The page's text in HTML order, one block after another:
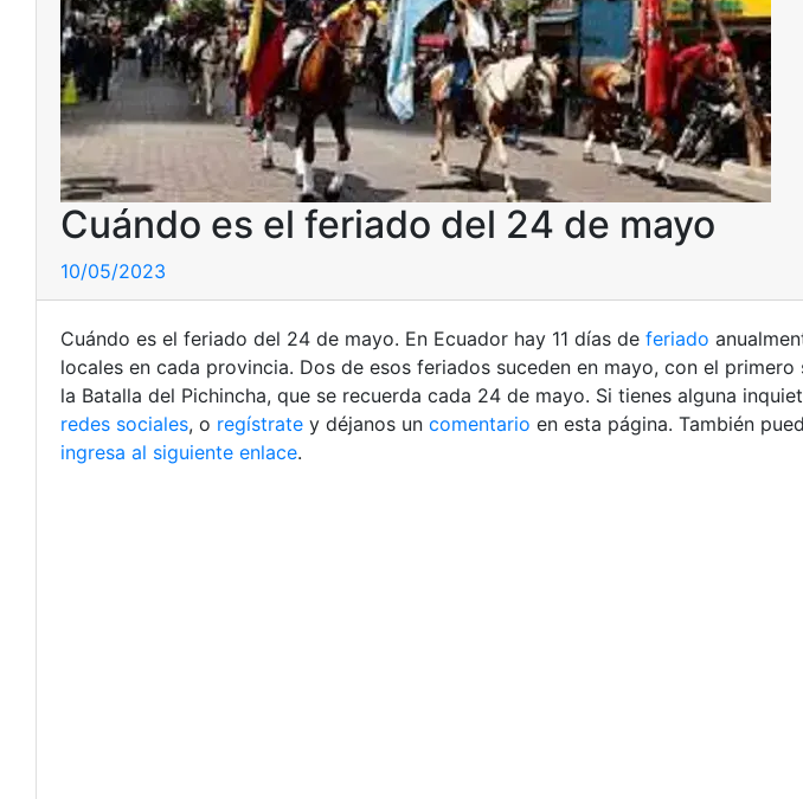
Cuándo es el feriado del 24 de mayo
10/05/2023
Cuándo es el feriado del 24 de mayo. En Ecuador hay 11 días de feriado
locales en cada provincia. Dos de esos feriados suceden en mayo, con el
la Batalla del Pichincha, que se recuerda cada 24 de mayo. Si tienes alguna
redes sociales, o regístrate y déjanos un comentario en esta página. También
ingresa al siguiente enlace.